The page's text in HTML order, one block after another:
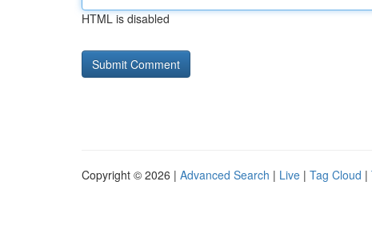
HTML is disabled
Copyright © 2026 | Advanced Search | Live | Tag Cloud |